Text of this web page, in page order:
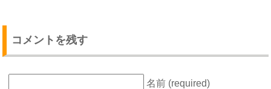
コメントを残す
名前 (required)